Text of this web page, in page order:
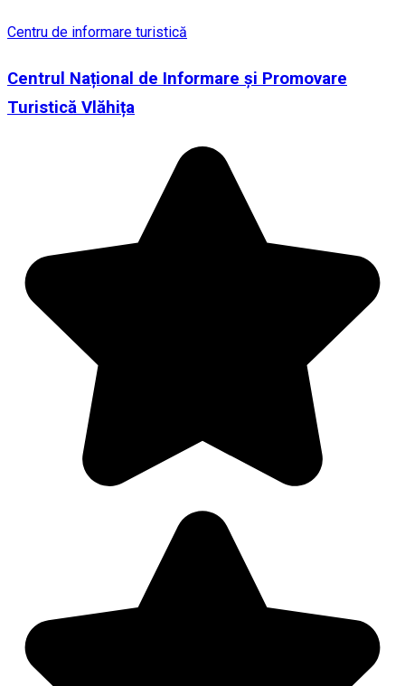
Centru de informare turistică
Centrul Național de Informare și Promovare
Turistică Vlăhița